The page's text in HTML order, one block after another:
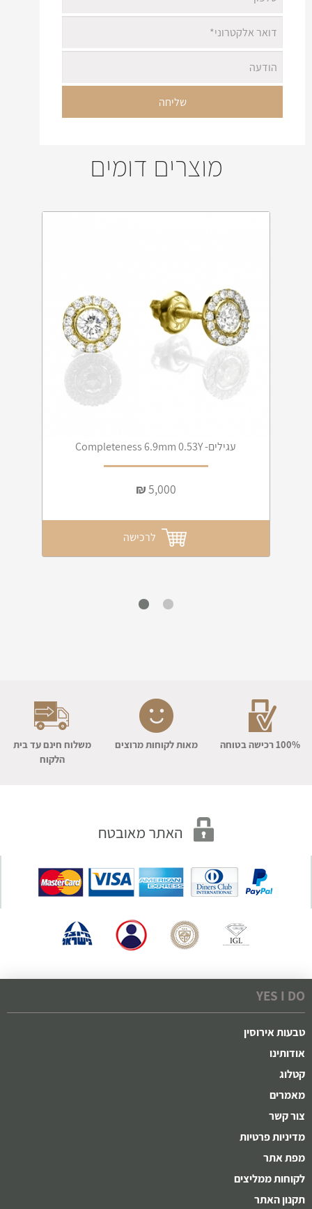
מוצרים דומים
עגילים- Completeness 6.9mm 0.53Y
5,000
₪
100% רכישה בטוחה מאות לקוחות מרוצים
משלוח חינם עד בית
הלקוח
YES I DO
טבעות אירוסין
אודותינו
קטלוג
מאמרים
צור קשר
מדיניות פרטיות
מפת אתר
לקוחות ממליצים
תקנון האתר